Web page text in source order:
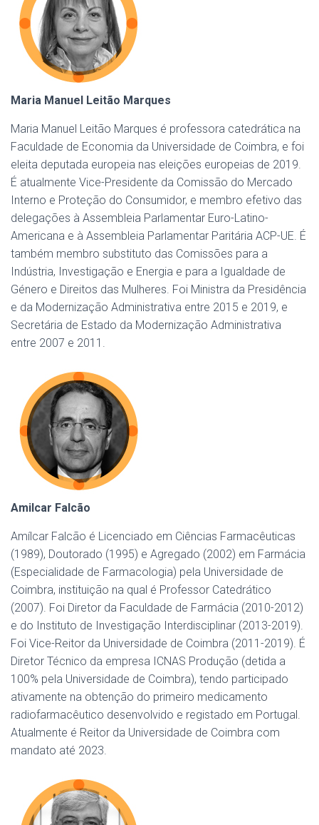
Maria Manuel Leitão Marques
Maria Manuel Leitão Marques é professora catedrática na
Faculdade de Economia da Universidade de Coimbra, e foi
eleita deputada europeia nas eleições europeias de 2019.
É atualmente Vice-Presidente da Comissão do Mercado
Interno e Proteção do Consumidor, e membro efetivo das
delegações à Assembleia Parlamentar Euro-Latino-
Americana e à Assembleia Parlamentar Paritária ACP-UE. É
também membro substituto das Comissões para a
Indústria, Investigação e Energia e para a Igualdade de
Género e Direitos das Mulheres. Foi Ministra da Presidência
e da Modernização Administrativa entre 2015 e 2019, e
Secretária de Estado da Modernização Administrativa
entre 2007 e 2011.
Amilcar Falcão
Amílcar Falcão é Licenciado em Ciências Farmacêuticas
(1989), Doutorado (1995) e Agregado (2002) em Farmácia
(Especialidade de Farmacologia) pela Universidade de
Coimbra, instituição na qual é Professor Catedrático
(2007). Foi Diretor da Faculdade de Farmácia (2010-2012)
e do Instituto de Investigação Interdisciplinar (2013-2019).
Foi Vice-Reitor da Universidade de Coimbra (2011-2019). É
Diretor Técnico da empresa ICNAS Produção (detida a
100% pela Universidade de Coimbra), tendo participado
ativamente na obtenção do primeiro medicamento
radiofarmacêutico desenvolvido e registado em Portugal.
Atualmente é Reitor da Universidade de Coimbra com
mandato até 2023.